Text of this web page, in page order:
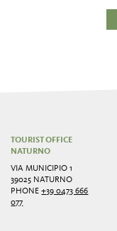
TOURIST OFFICE
NATURNO
VIA MUNICIPIO 1
39025 NATURNO
PHONE+39 0473 666
077